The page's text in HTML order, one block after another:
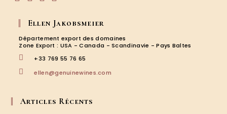
dans
un
nouvel
onglet
un
nouvel
onglet
un
nouvel
onglet
un
nouvel
onglet
Ellen Jakobsmeier
Département export des domaines
Zone Export : USA - Canada - Scandinavie - Pays Baltes
+33 769 55 76 65
ellen@genuinewines.com
Articles Récents